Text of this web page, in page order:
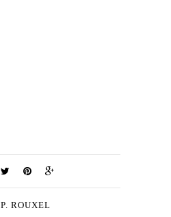
P. ROUXEL